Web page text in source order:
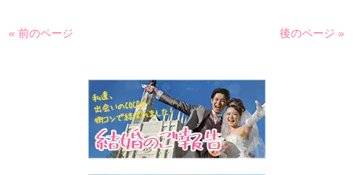
« 前のページ 後のページ »